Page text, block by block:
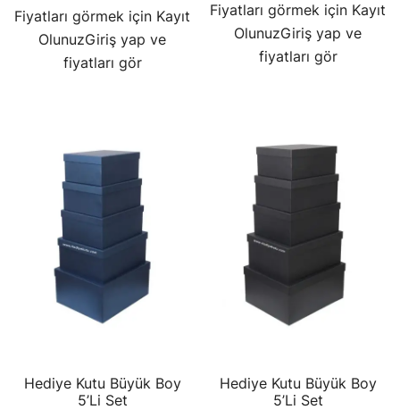
Fiyatları görmek için Kayıt
OlunuzGiriş yap ve
fiyatları gör
Fiyatları görmek için Kayıt
OlunuzGiriş yap ve
fiyatları gör
Hediye Kutu Büyük Boy
5’Li Set
Hediye Kutu Büyük Boy
5’Li Set